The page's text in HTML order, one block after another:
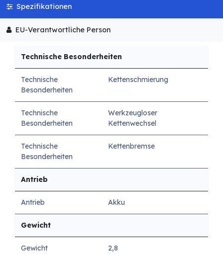
Spezifikationen
EU-Verantwortliche Person
Technische Besonderheiten
Technische
Besonderheiten
Kettenschmierung
Technische
Besonderheiten
Werkzeugloser
Kettenwechsel
Technische
Besonderheiten
Kettenbremse
Antrieb
Antrieb Akku
Gewicht
Gewicht 2,8